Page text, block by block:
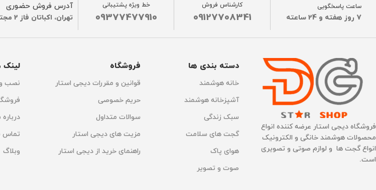
ساعت پاسخگویی
7 روز هفته و 24 ساعته
کارشناس فروش
09127708341
خط ویژه پشتیبانی
09377477910
آدرس فروش حضوری
تهران، اکباتان فاز 2 مجتمع تجاری مگامال طبقه G2
فروشگاه دیجی استار عرضه کننده انواع
محصولات هوشمند خانگی و الکترونیک
انواع گجت ها و لوازم صوتی و تصویری
است.
دسته بندی ها
خانه هوشمند
آشپزخانه هوشمند
سبک زندگی
گجت های سلامت
هوای پاک
صوت و تصویر
فروشگاه
قوانین و مقررات دیجی استار
حریم خصوصی
سوالات متداول
مزیت های دیجی استار
راهنمای خرید از دیجی استار
نصب و
درباره
تماس
وبلاگ